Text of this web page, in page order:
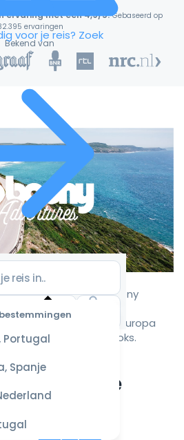
voor je reis? Zoek
Portugal
Spanje
Selecteer
datum
voor de
beste
prijzen
ervaring met een 4,9/5! Gebaseerd op
ervaringen
Bekend van
met Goboony
in Europa
roadbooks.
de ultieme